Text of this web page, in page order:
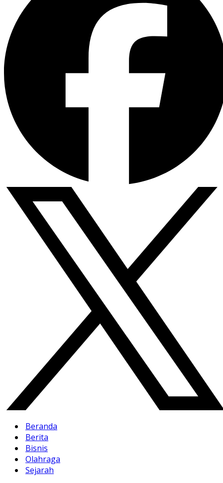
Beranda
Berita
Bisnis
Olahraga
Sejarah